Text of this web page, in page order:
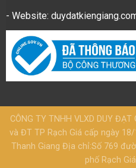
- Website:
CÔNG TY TNHH VLXD DUY
và ĐT TP Rạch Giá cấp ngày
Thanh Giang Địa chỉ:Số 769
phố Rạch